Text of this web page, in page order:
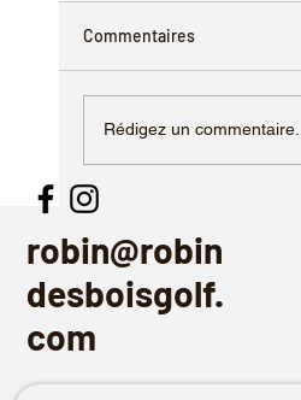
Commentaires
Rédigez un commentaire...
robin@robin
desboisgolf.
com